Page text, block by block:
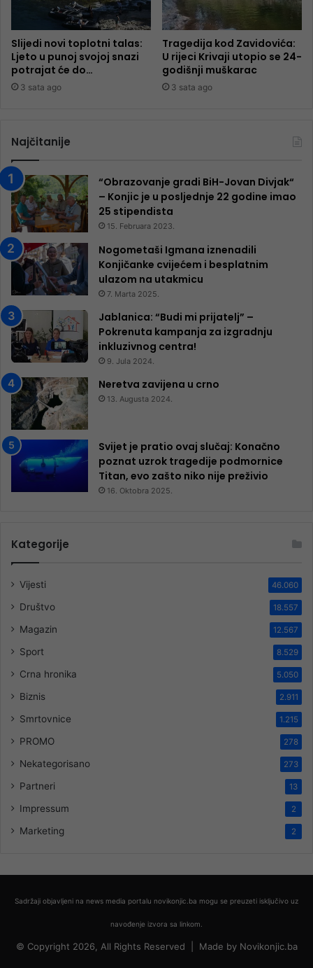
Slijedi novi toplotni talas:
Ljeto u punoj svojoj snazi
potrajat će do…
3 sata ago
Tragedija kod Zavidovića:
U rijeci Krivaji utopio se 24-
godišnji muškarac
3 sata ago
Najčitanije
“Obrazovanje gradi BiH-Jovan Divjak“
– Konjic je u posljednje 22 godine imao
25 ​​stipendista
15. Februara 2023.
Nogometaši Igmana iznenadili
Konjičanke cvijećem i besplatnim
ulazom na utakmicu
7. Marta 2025.
Jablanica: “Budi mi prijatelj” –
Pokrenuta kampanja za izgradnju
inkluzivnog centra!
9. Jula 2024.
Neretva zavijena u crno
13. Augusta 2024.
Svijet je pratio ovaj slučaj: Konačno
poznat uzrok tragedije podmornice
Titan, evo zašto niko nije preživio
16. Oktobra 2025.
Kategorije
Vijesti 46.060
Društvo 18.557
Magazin 12.567
Sport 8.529
Crna hronika 5.050
Biznis 2.911
Smrtovnice 1.215
PROMO 278
Nekategorisano 273
Partneri 13
Impressum 2
Marketing 2
Sadržaji objavljeni na news media portalu novikonjic.ba mogu se preuzeti isključivo uz
navođenje izvora sa linkom.
© Copyright 2026, All Rights Reserved | Made by Novikonjic.ba